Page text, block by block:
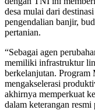
desa mulai dari
pengendalian banjir,
pertanian.
“Sebagai agen
memiliki infrastruktur
berkelanjutan. Program
mengakselerasi
akhirnya memperkuat
dalam keterangan resmi